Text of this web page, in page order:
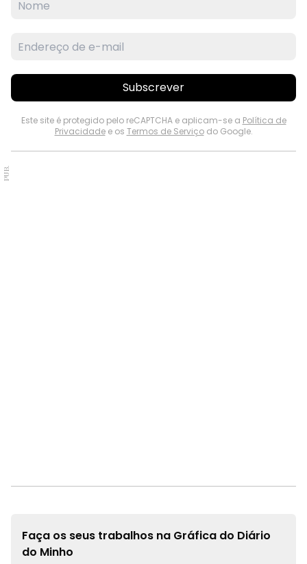
Subscrever
Este site é protegido pelo reCAPTCHA e aplicam-se a Política de
Privacidadee os Termos de Serviçodo Google.
PUB.
Faça os seus trabalhos na Gráfica do Diário
do Minho